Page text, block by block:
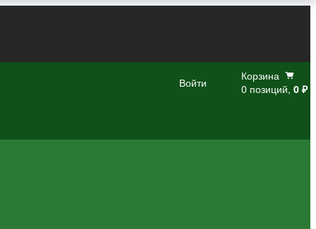
Войти
Корзина
0 позиций, 0 ₽